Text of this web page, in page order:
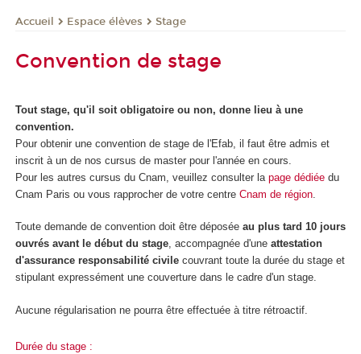
Accueil Espace élèves Stage
Convention de stage
Tout stage, qu'il soit obligatoire ou non, donne lieu à une
convention.
Pour obtenir une convention de stage de l'Efab, il faut être admis et
inscrit à un de nos cursus de master pour l'année en cours.
Pour les autres cursus du Cnam, veuillez consulter la page dédiée du
Cnam Paris ou vous rapprocher de votre centre Cnam de région
Toute demande de convention doit être déposée au plus tard 10 jours
ouvrés avant le début du stage, accompagnée d'une attestation
d'assurance responsabilité civile couvrant toute la durée du stage et
stipulant expressément une couverture dans le cadre d'un stage.
Aucune régularisation ne pourra être effectuée à titre rétroactif.
Durée du stage :